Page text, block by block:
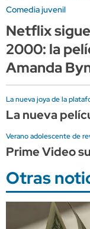
Comedia juvenil
Netflix
2000: la
Amanda
La nueva joya de la
La nueva
Verano adolescente de
Prime Video
Otras